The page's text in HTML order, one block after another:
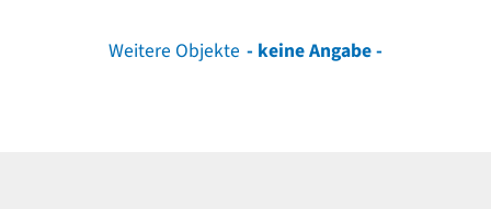
Weitere Objekte - keine Angabe -